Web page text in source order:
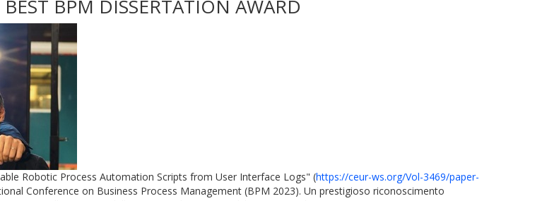
BPM DISSERTATION AWARD
Robotic Process Automation Scripts from User Interface Logs" (https://ceur-ws.org/Vol-3469/paper-
Conference on Business Process Management (BPM 2023). Un prestigioso riconoscimento